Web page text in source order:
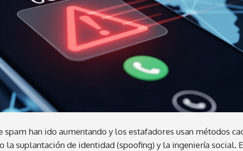
spam han ido aumentando y los estafadores usan métodos
la suplantación de identidad (spoofing) y la ingeniería social.